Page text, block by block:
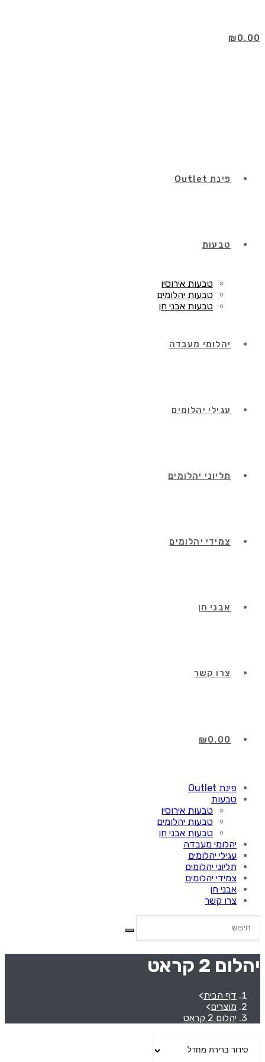
content
₪0.00
פינת Outlet
טבעות
טבעות אירוסין
טבעות יהלומים
טבעות אבני חן
יהלומי מעבדה
עגילי יהלומים
תליוני יהלומים
צמידי יהלומים
אבני חן
צרו קשר
₪0.00
פינת Outlet
טבעות
טבעות אירוסין
טבעות יהלומים
טבעות אבני חן
יהלומי מעבדה
עגילי יהלומים
תליוני יהלומים
צמידי יהלומים
אבני חן
צרו קשר
יהלום 2 קראט
דף הבית>
מוצרים>
יהלום 2 קראט